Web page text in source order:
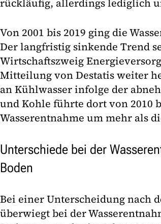
rückläufig, allerdings lediglich
Von 2001 bis 2019 ging die
Der langfristig sinkende Trend
Wirtschaftszweig
Mitteilung von Destatis weiter
an Kühlwasser infolge der
und Kohle führte dort von 2010
Wasserentnahme um mehr als
Unterschiede bei der
Boden
Bei einer Unterscheidung nach
überwiegt bei der